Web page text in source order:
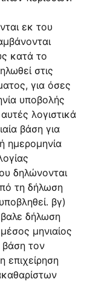
εκ του
κατά το
στις
για όσες
υποβολής
λογιστικά
βάση για
ημερομηνία
δηλώνονται
τη δήλωση
βγ)
δήλωση
μηνιαίος
βάση τον
επιχείρηση